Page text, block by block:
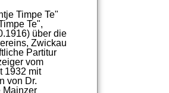
Timpe Te"
Te",
über die
Zwickau
Partitur
vom
1932 mit
von Dr.
Mainzer